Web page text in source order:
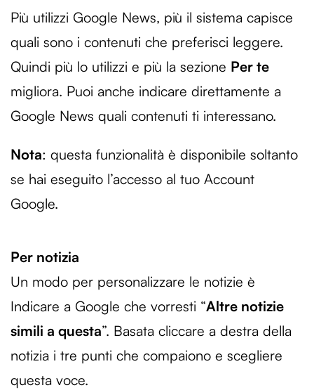
Utilizziamo i cookie per personalizzare contenuti ed
analizzare il nostro traffico. Condividiamo inoltre
informazioni sul modo in cui utilizzi il nostro sito con i
pubblicità e social media, i quali potrebbero combinarle
con altre informazioni che hai fornito loro o che hanno
Più utilizzi Google News, più il sistema capisce
quali sono i contenuti che preferisci leggere.
Quindi più lo utilizzi e più la sezione Per te
migliora. Puoi anche indicare direttamente a
Google News quali contenuti ti interessano.
Nota: questa funzionalità è disponibile soltanto
se hai eseguito l’accesso al tuo Account
Google.
Per notizia
Un modo per personalizzare le notizie è
Indicare a Google che vorresti “Altre notizie
simili a questa”. Basata cliccare a destra della
notizia i tre punti che compaiono e scegliere
questa voce.